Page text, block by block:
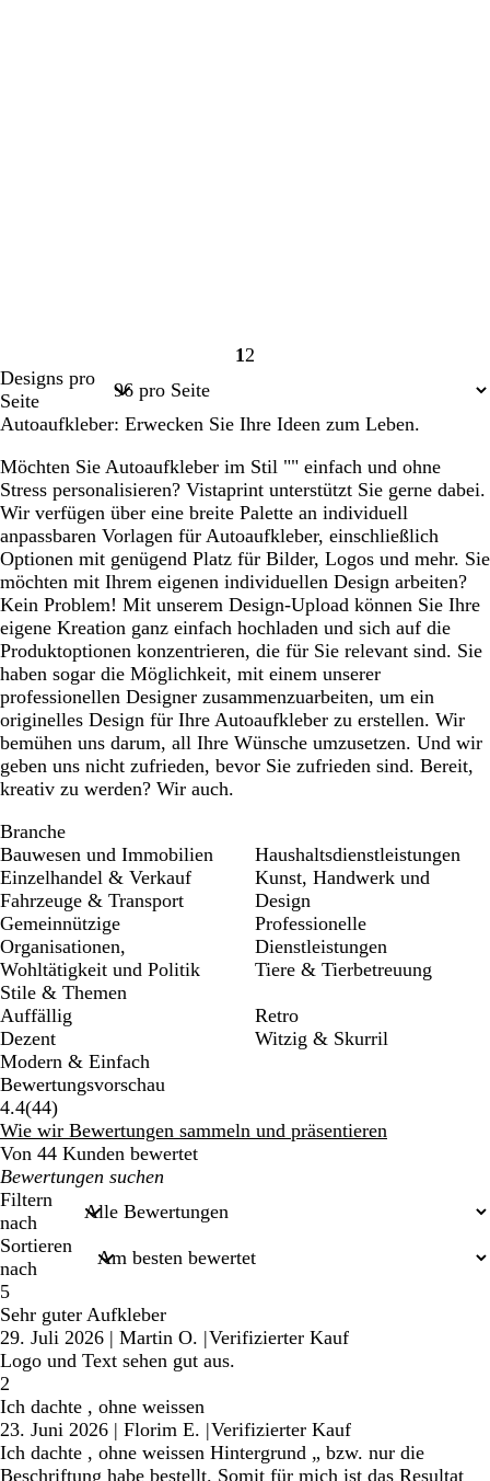
Seite
1 Seite
2
Designs pro
Seite
Autoaufkleber: Erwecken Sie Ihre Ideen zum Leben.
Möchten Sie Autoaufkleber im Stil "" einfach und ohne
Stress personalisieren? Vistaprint unterstützt Sie gerne dabei.
Wir verfügen über eine breite Palette an individuell
anpassbaren Vorlagen für Autoaufkleber, einschließlich
Optionen mit genügend Platz für Bilder, Logos und mehr. Sie
möchten mit Ihrem eigenen individuellen Design arbeiten?
Kein Problem! Mit unserem Design-Upload können Sie Ihre
eigene Kreation ganz einfach hochladen und sich auf die
Produktoptionen konzentrieren, die für Sie relevant sind. Sie
haben sogar die Möglichkeit, mit einem unserer
professionellen Designer zusammenzuarbeiten, um ein
originelles Design für Ihre Autoaufkleber zu erstellen. Wir
bemühen uns darum, all Ihre Wünsche umzusetzen. Und wir
geben uns nicht zufrieden, bevor Sie zufrieden sind. Bereit,
kreativ zu werden? Wir auch.
Branche
Bauwesen und Immobilien
Einzelhandel & Verkauf
Fahrzeuge & Transport
Gemeinnützige
Organisationen,
Wohltätigkeit und Politik
Haushaltsdienstleistungen
Kunst, Handwerk und
Design
Professionelle
Dienstleistungen
Tiere & Tierbetreuung
Stile & Themen
Auffällig
Dezent
Modern & Einfach
Retro
Witzig & Skurril
Bewertungsvorschau
4.4(4444
Bewertungen
)
Wie wir Bewertungen sammeln und präsentieren
Von 44 Kunden bewertet
Meine
Sucheingaben
Filtern
nach
Sortieren
nach
5
Sehr guter Aufkleber
29. Juli 2026 | Martin O. |Verifizierter Kauf
Logo und Text sehen gut aus.
2
Ich dachte , ohne weissen
23. Juni 2026 | Florim E. |Verifizierter Kauf
Ich dachte , ohne weissen Hintergrund „ bzw. nur die
Beschriftung habe bestellt. Somit für mich ist das Resultat